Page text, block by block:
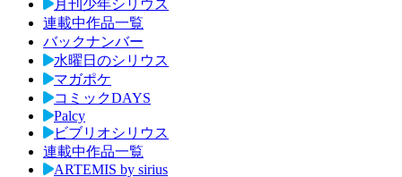
月刊少年シリウス
連載中作品一覧
バックナンバー
水曜日のシリウス
マガポケ
コミックDAYS
Palcy
ビブリオシリウス
連載中作品一覧
ARTEMIS by sirius